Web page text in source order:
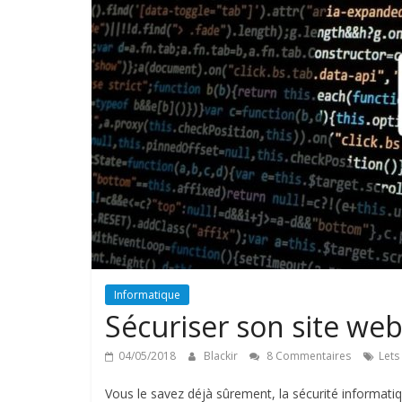
Informatique
Sécuriser son site
04/05/2018 Blackir 8 Commentaires
Vous le savez déjà sûrement, la sécurité